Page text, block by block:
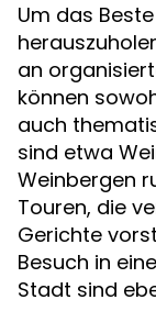
Um das
an
können
auch
sind etwa
Weinbergen
Touren, die
Gerichte
Besuch in
Stadt sind